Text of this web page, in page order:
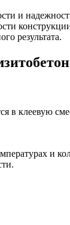
и
результата.
в клеевую
и